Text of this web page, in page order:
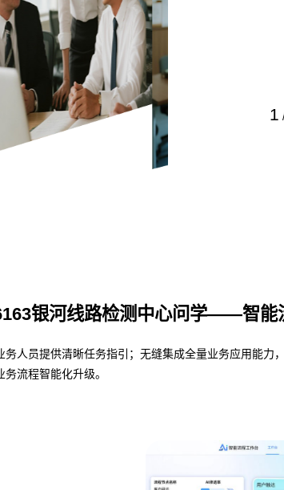
1
银河线路检测中心问学——智能
人员提供清晰任务指引；无缝集成全量业务应用能力
流程智能化升级。